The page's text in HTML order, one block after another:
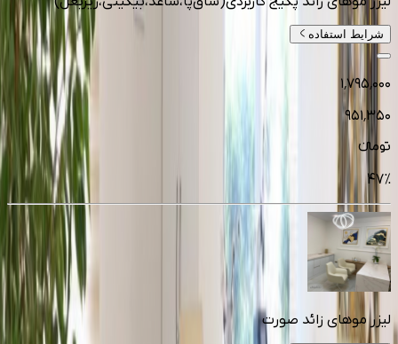
شرایط استفاده
۱٬۷۹۵٬۰۰۰
۹۵۱٬۳۵۰
تومانءء
47%
لیزر موهای زائد صورت